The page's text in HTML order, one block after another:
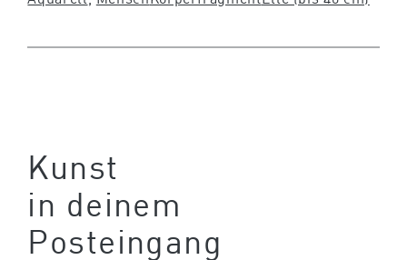
Kunst
in deinem
Posteingang